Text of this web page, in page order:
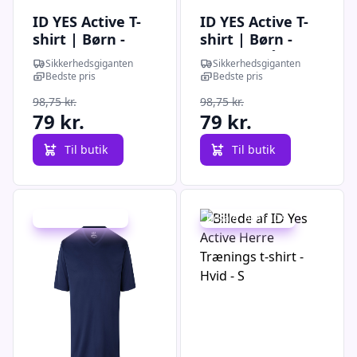
ID YES Active T-
shirt | Børn -
42030 - Hvid / XL
| T-shirts |
Sikkerhedsgiganten
Bedste pris
98,75 kr.
79 kr.
Til butik
ID YES Active T-
shirt | Børn -
42030 - Grå
melange / XS | T-
|
Sikkerhedsgiganten
Bedste pris
98,75 kr.
79 kr.
Til butik
Udsalg - spar 20 %